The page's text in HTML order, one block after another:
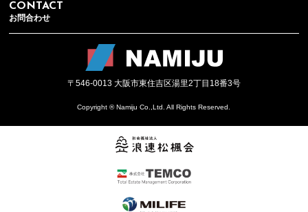
CONTACT
お問合わせ
〒546-0013 大阪市東住吉区湯里2丁目18番3号
Copyright ® Namiju Co.,Ltd. All Rights Reserved.